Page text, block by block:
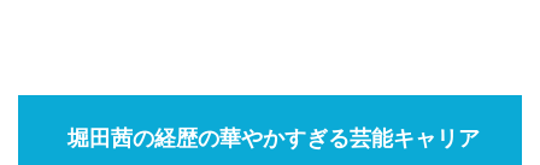
堀田茜の経歴の華やかすぎる芸能キャリア